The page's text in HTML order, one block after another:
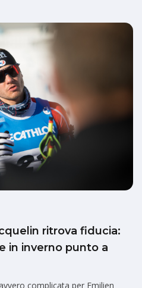
ritrova fiducia:
in inverno punto a
complicata per Emilien